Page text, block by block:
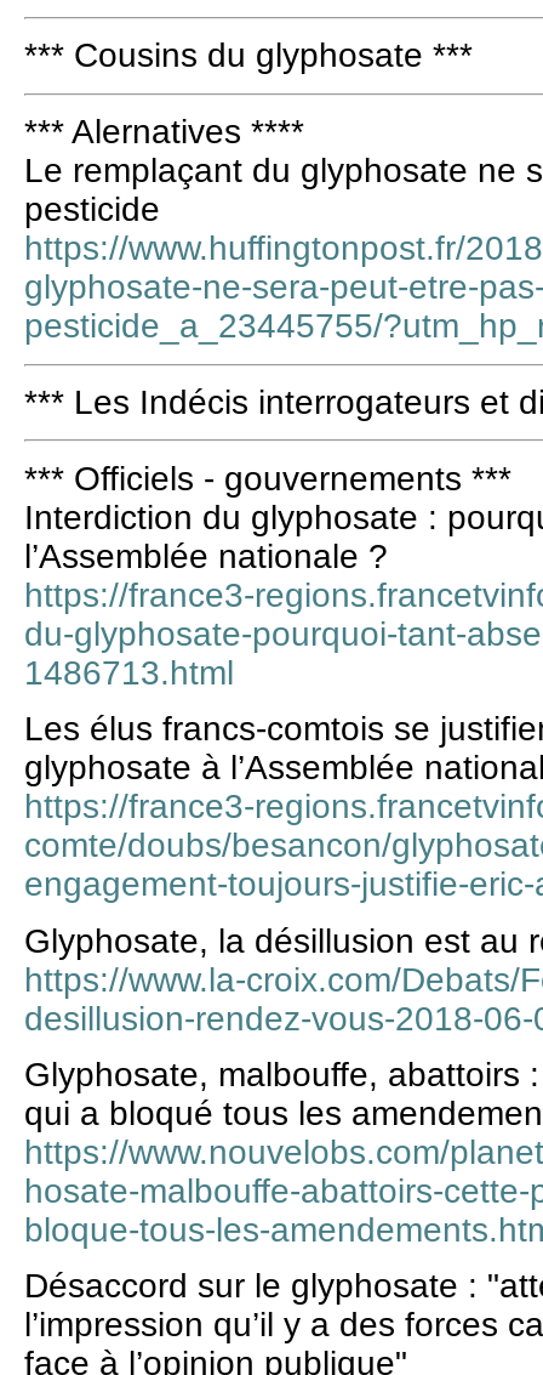
*** Cousins du glyphosate ***
*** Alernatives ****
Le remplaçant du glyphosate ne
pesticide
https://www.huffingtonpost.fr/
glyphosate-ne-sera-peut-etre-
pesticide_a_23445755/
*** Les Indécis interrogateurs et
*** Officiels - gouvernements ***
Interdiction du glyphosate :
l’Assemblée nationale ?
https://france3-
du-glyphosate-pourquoi-tant-
1486713.html
Les élus francs-comtois se
glyphosate à l’Assemblée
https://france3-
comte/doubs/besancon/
engagement-toujours-justifie-
Glyphosate, la désillusion est au
https://www.la-croix.com/Debats/
desillusion-rendez-vous-2018-
Glyphosate, malbouffe, abattoirs
qui a bloqué tous les
https://www.nouvelobs.com/
hosate-malbouffe-abattoirs-
bloque-tous-les-
Désaccord sur le glyphosate :
l’impression qu’il y a des forces
face à l’opinion publique"